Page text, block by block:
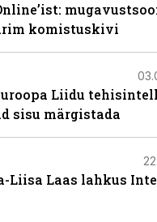
komistuskivi
Liidu
sisu märgistada
Liisa Laas lahkus